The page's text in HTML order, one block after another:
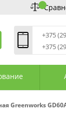
+375
+375
Сб: 10:00—18:00
+375 (17) 388-
Greenworks